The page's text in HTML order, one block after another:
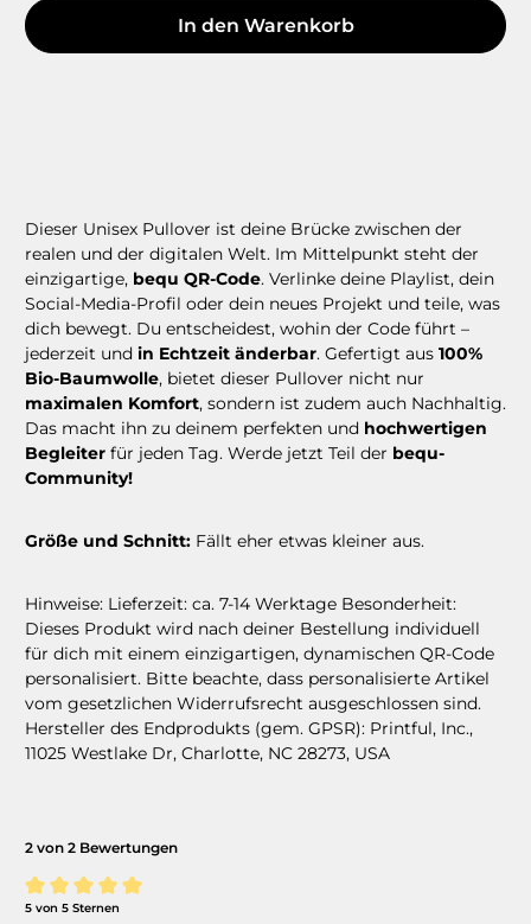
In den Warenkorb
Dieser Unisex Pullover ist deine Brücke zwischen der
realen und der digitalen Welt. Im Mittelpunkt steht der
einzigartige, bequ QR-Code. Verlinke deine Playlist, dein
Social-Media-Profil oder dein neues Projekt und teile, was
dich bewegt. Du entscheidest, wohin der Code führt –
jederzeit und in Echtzeit änderbar. Gefertigt aus 100%
Bio-Baumwolle, bietet dieser Pullover nicht nur
maximalen Komfort, sondern ist zudem auch Nachhaltig.
Das macht ihn zu deinem perfekten und hochwertigen
Begleiter für jeden Tag. Werde jetzt Teil der bequ-
Community!
Größe und Schnitt: Fällt eher etwas kleiner aus.
Hinweise: Lieferzeit: ca. 7-14 Werktage Besonderheit:
Dieses Produkt wird nach deiner Bestellung individuell
für dich mit einem einzigartigen, dynamischen QR-Code
personalisiert. Bitte beachte, dass personalisierte Artikel
vom gesetzlichen Widerrufsrecht ausgeschlossen sind.
Hersteller des Endprodukts (gem. GPSR): Printful, Inc.,
11025 Westlake Dr, Charlotte, NC 28273, USA
2 von 2 Bewertungen
Durchschnittliche Bewertung von 5 von 5 Sternen
5 von 5 Sternen